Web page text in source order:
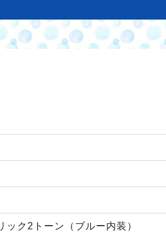
ック2トーン（ブルー内装）